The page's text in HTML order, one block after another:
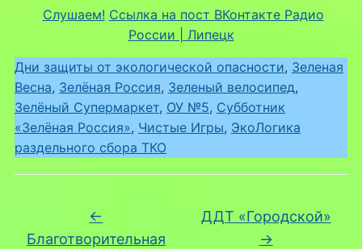
Слушаем! Ссылка на пост ВКонтакте Радио
России | Липецк
Дни защиты от экологической опасности, Зеленая
Весна, Зелёная Россия, Зеленый велосипед
Зелёный Супермаркет, ОУ №5, Субботник
«Зелёная Россия», Чистые Игры, ЭкоЛогика
раздельного сбора ТКО
←
Благотворительная
ДДТ «Городской»
→